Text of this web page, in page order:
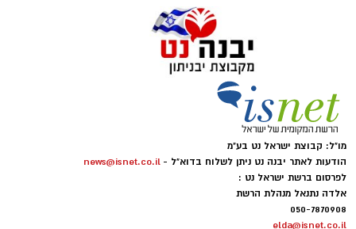
מו"ל: קבוצת ישראל נט בע"מ
הודעות לאתר יבנה נט ניתן לשלוח בדוא"ל - news@isnet.co.il
לפרסום ברשת ישראל נט :
אלדה נתנאל מנהלת הרשת
050-7870908
elda@isnet.co.il